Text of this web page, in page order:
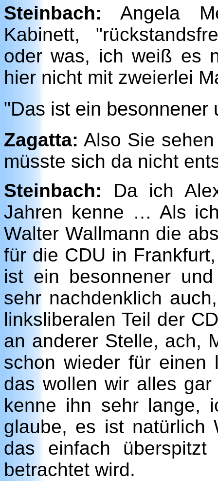
Steinbach: Angela
Kabinett,
oder was, ich weiß es
hier nicht mit zweierlei
"Das ist ein besonnener
Zagatta: Also Sie
müsste sich da nicht
Steinbach: Da ich
Jahren kenne … Als
Walter Wallmann die
für die CDU in
ist ein besonnener
sehr nachdenklich
linksliberalen Teil der
an anderer Stelle, ach,
schon wieder für einen
das wollen wir alles
kenne ihn sehr lange,
glaube, es ist natürlich
das einfach
betrachtet wird.